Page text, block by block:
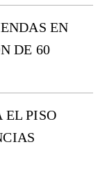
EN
DE 60
PISO